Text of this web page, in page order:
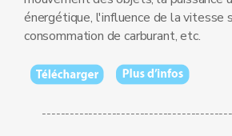
énergétique, l'influence de la vitesse
consommation de carburant, etc.